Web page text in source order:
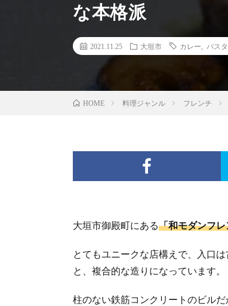
な本格派
2021.11.25 大垣市 カレー パスタ
HOME 料理ジャンル フレンチ
大垣市御殿町にある「和モダンフ
とてもユニークな店構えで、入口
と、複合的な造りになっています。
柱のない鉄筋コンクリートのビルだ